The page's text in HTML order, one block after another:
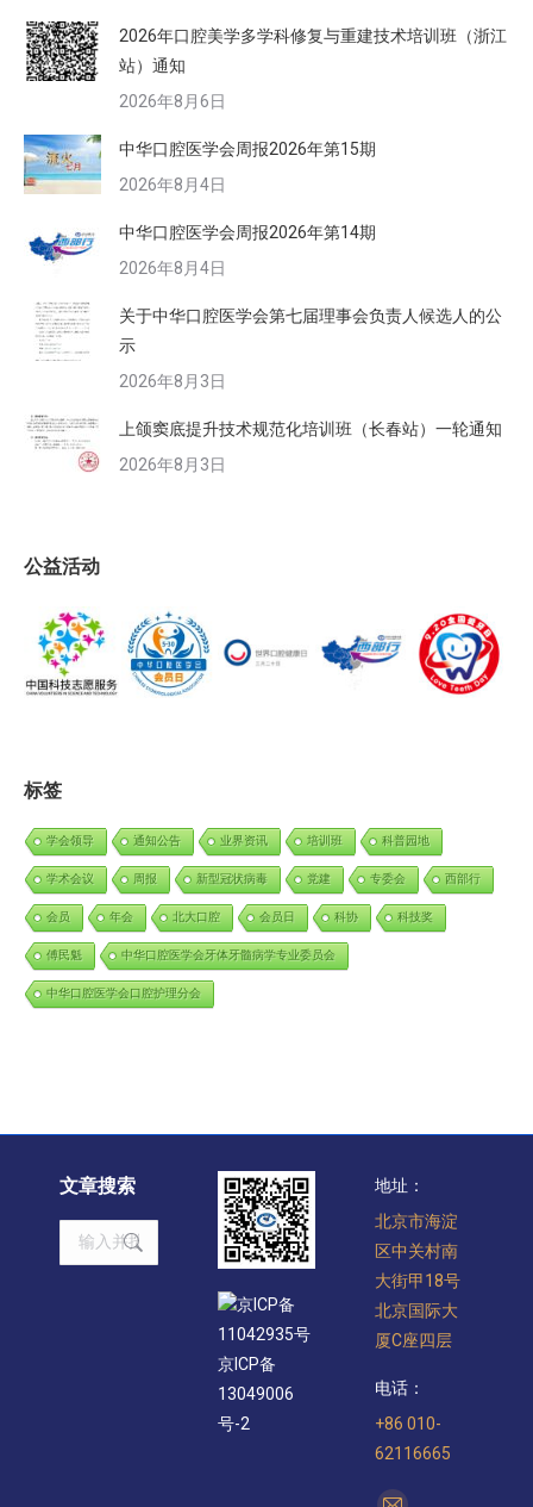
2026年口腔美学多学科修复与重建技术培训班（浙江
站）通知
2026年8月6日
中华口腔医学会周报2026年第15期
2026年8月4日
中华口腔医学会周报2026年第14期
2026年8月4日
关于中华口腔医学会第七届理事会负责人候选人的公
示
2026年8月3日
上颌窦底提升技术规范化培训班（长春站）一轮通知
2026年8月3日
公益活动
标签
学会领导 通知公告 业界资讯 培训班 科普园地
学术会议 周报 新型冠状病毒 党建 专委会 西部行
会员 年会 北大口腔 会员日 科协 科技奖
傅民魁 中华口腔医学会牙体牙髓病学专业委员会
中华口腔医学会口腔护理分会
文章搜索
Search:
京ICP备
11042935号
京ICP备
13049006
号-2
地址：
北京市海淀
区中关村南
大街甲18号
北京国际大
厦C座四层
电话：
+86 010-
62116665
找到我们：